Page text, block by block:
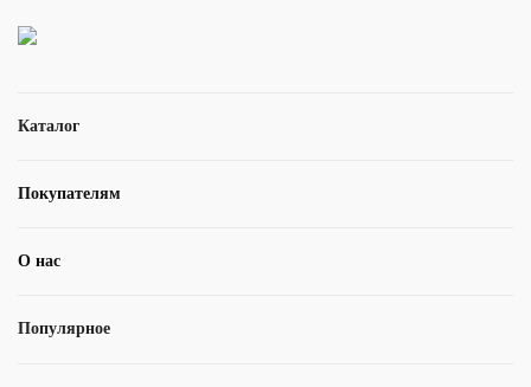
Каталог
Покупателям
О нас
Популярное